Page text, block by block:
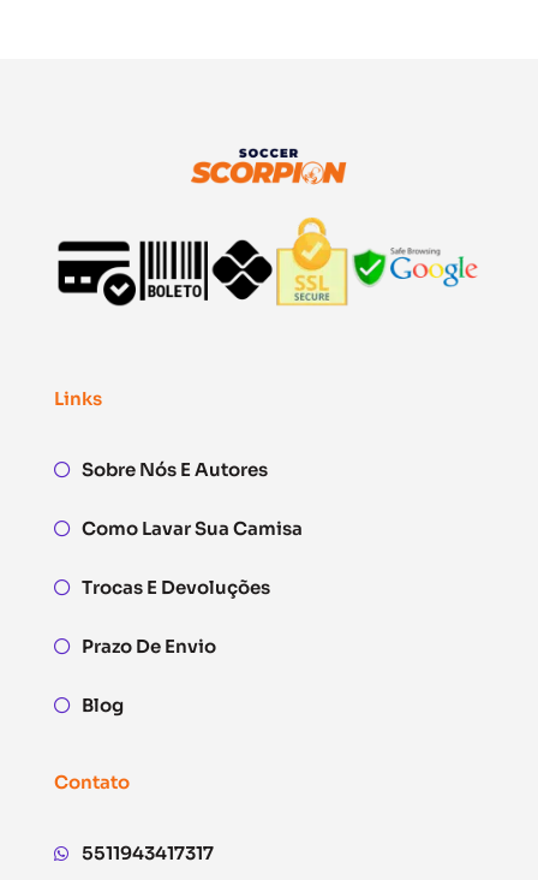
Links
Sobre Nós E Autores
Como Lavar Sua Camisa
Trocas E Devoluções
Prazo De Envio
Blog
Contato
5511943417317